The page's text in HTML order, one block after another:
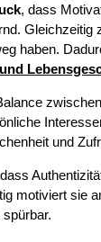
, dass
haben.
und
motiviert sie